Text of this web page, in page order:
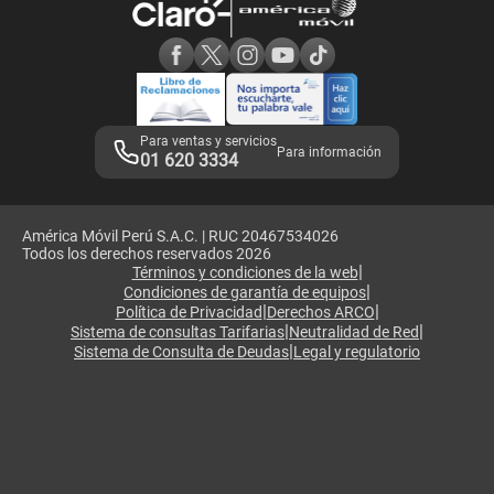
Adquirientes iPhone 6, 6S y SE
Mensaje de Seguridad
Términos y Condiciones de Tienda Claro
Libro de Reclamaciones
Legales de marketplace
Para ventas y servicios
01 620 3334 Para información
América Móvil Perú S.A.C. | RUC 20467534026
Todos los derechos reservados 2026
Términos y condiciones de la web|
Condiciones de garantía de equipos|
Política de Privacidad|Derechos ARCO|
Sistema de consultas Tarifarias|Neutralidad de Red|
Sistema de Consulta de Deudas|Legal y regulatorio